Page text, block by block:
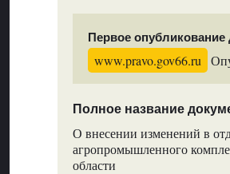
Первое опубликование
www.pravo.gov66.ru
Полное название
О внесении изменений в
агропромышленного
области